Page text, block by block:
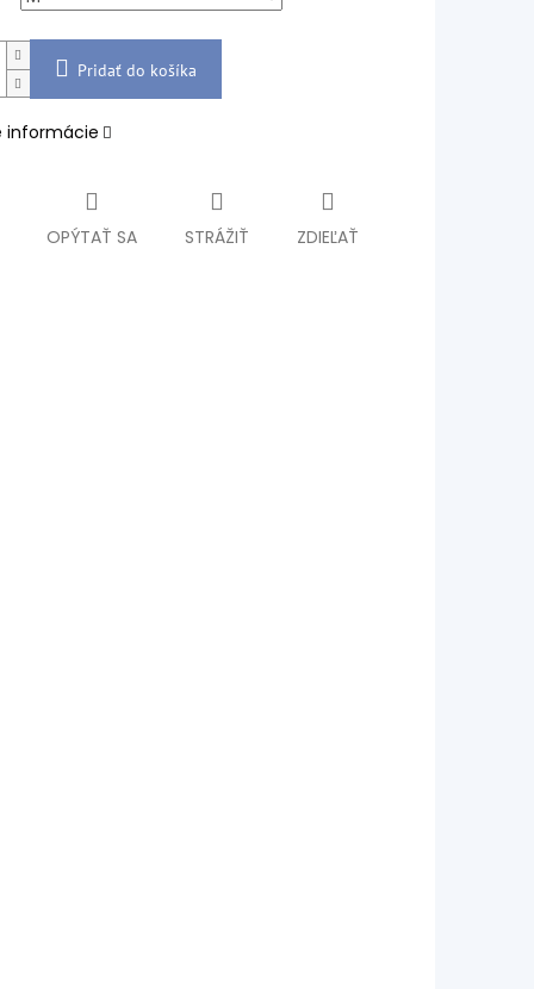
Pridať do košíka
informácie
OPÝTAŤ SA STRÁŽIŤ ZDIEĽAŤ